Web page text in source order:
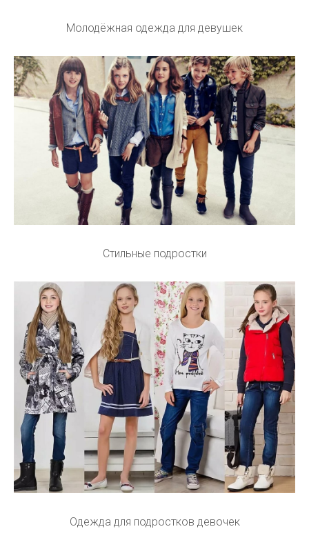
Молодёжная одежда для девушек
Стильные подростки
Одежда для подростков девочек